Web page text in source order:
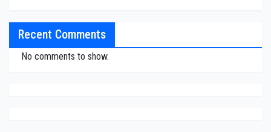
Recent Comments
No comments to show.